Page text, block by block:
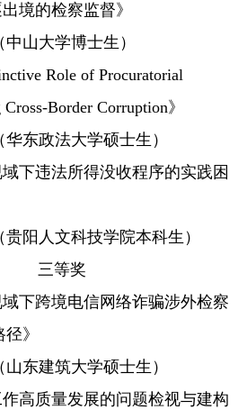
的检察监督》
山大学博士生）
Role of Procuratorial
Border Corruption》
政法大学硕士生）
违法所得没收程序的实践困
人文科技学院本科生）
三等奖
跨境电信网络诈骗涉外检察
》
建筑大学硕士生）
质量发展的问题检视与建构